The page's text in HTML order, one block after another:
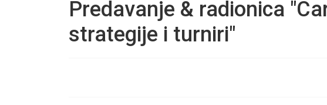
Predavanje & radionica
strategije i turniri"